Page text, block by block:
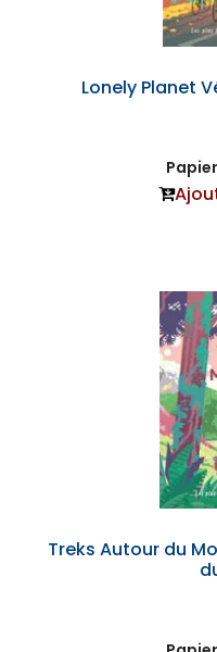
Lonely Planet
Treks Autour du